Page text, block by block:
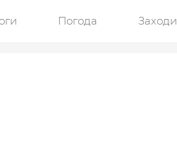
Погода Заходи